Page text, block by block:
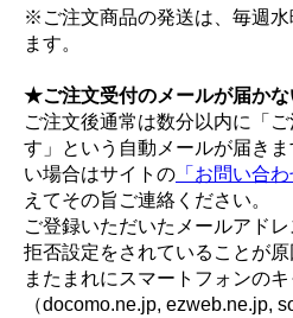
※ご注文商品の発送は、毎週
ます。
★ご注文受付のメールが届かな
ご注文後通常は数分以内に「
す」という自動メールが届き
い場合はサイトの 「お問い合わ
えてその旨ご連絡ください。
ご登録いただいたメールアド
拒否設定をされていることが原
またまれにスマートフォンの
（docomo.ne.jp, ezweb.ne.jp,